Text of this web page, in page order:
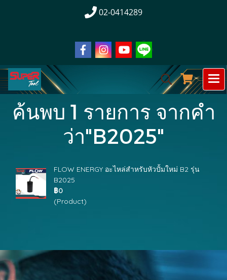
02-0414289
ค้นพบ 1 รายการ จากคำ
ว่า"B2025"
FLOW ENERGY อะไหล่สำหรับหัวปั้มใหม่ B2 รุ่น
B2025
฿0
(Product)